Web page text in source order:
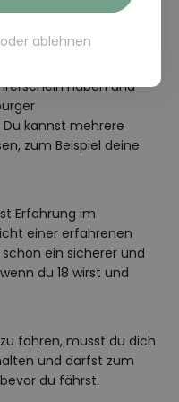
gültig ist.
haben und
kannst mehrere
zum Beispiel deine
Erfahrung im
einer erfahrenen
ein sicherer und
du 18 wirst und
fahren, musst du dich
und darfst zum
du fährst.
oder ablehnen